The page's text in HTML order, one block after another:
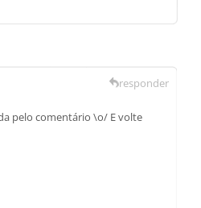
pelo comentário \o/ E volte
responder